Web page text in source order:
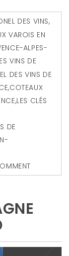
DES VINS,
VAROIS EN
ALPES-
VINS DE
DES VINS DE
,COTEAUX
,LES CLÉS
DE